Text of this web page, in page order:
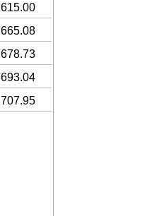
615.00
665.08
678.73
693.04
707.95